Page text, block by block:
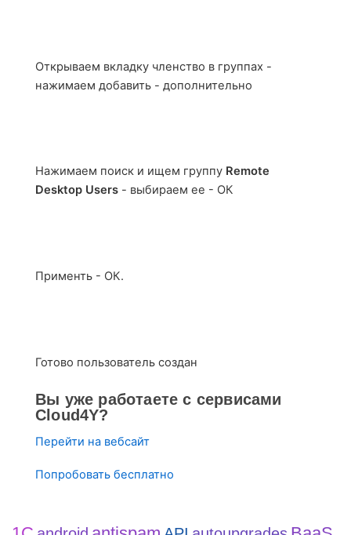
Открываем вкладку членство в группах -
нажимаем добавить - дополнительно
Нажимаем поиск и ищем группу Remote
Desktop Users - выбираем ее - ОК
Применть - ОК.
Готово пользователь создан
Вы уже работаете с сервисами
Cloud4Y?
Перейти на вебсайт
Попробовать бесплатно